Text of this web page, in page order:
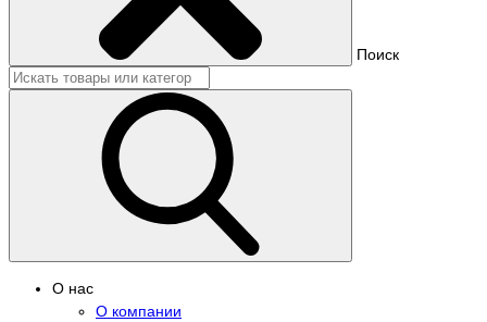
Поиск
О нас
О компании